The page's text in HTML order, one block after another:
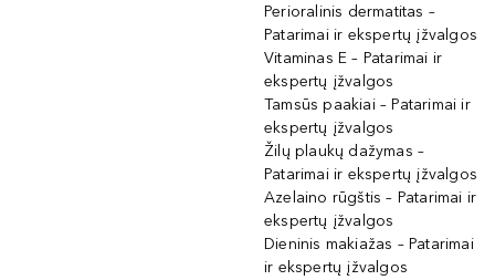
Perioralinis dermatitas –
Patarimai ir ekspertų įžvalgos
Vitaminas E – Patarimai ir
ekspertų įžvalgos
Tamsūs paakiai – Patarimai ir
ekspertų įžvalgos
Žilų plaukų dažymas –
Patarimai ir ekspertų įžvalgos
Azelaino rūgštis – Patarimai ir
ekspertų įžvalgos
Dieninis makiažas – Patarimai
ir ekspertų įžvalgos